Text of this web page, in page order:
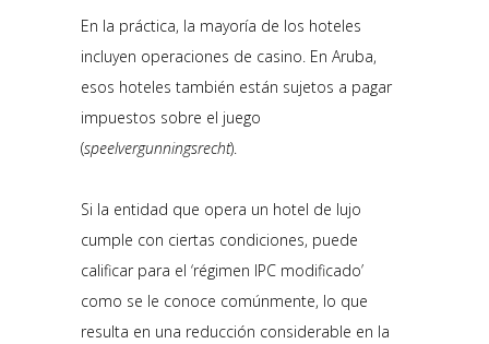
En la práctica, la mayoría de los hoteles
incluyen operaciones de casino. En Aruba,
esos hoteles también están sujetos a pagar
impuestos sobre el juego
(speelvergunningsrecht).
Si la entidad que opera un hotel de lujo
cumple con ciertas condiciones, puede
calificar para el ‘régimen IPC modificado’
como se le conoce comúnmente, lo que
resulta en una reducción considerable en la